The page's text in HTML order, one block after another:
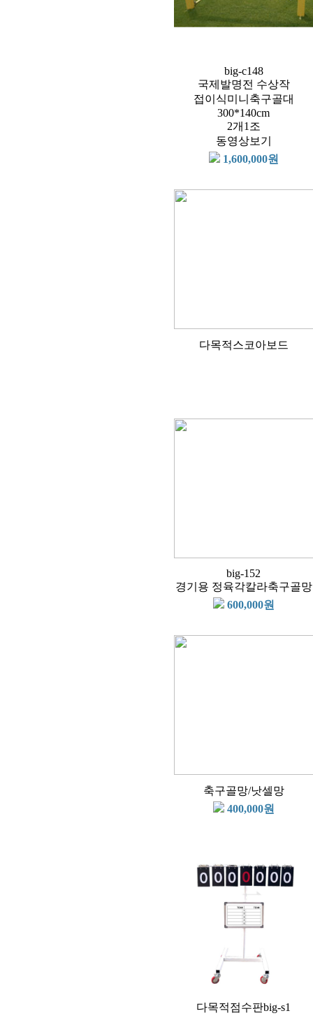
big-c148
국제발명전 수상작
접이식미니축구골대
300*140cm
2개1조
동영상보기
1,600,000원
다목적스코아보드
big-152
경기용 정육각칼라축구골망
600,000원
축구골망/낫셀망
400,000원
다목적점수판big-s1